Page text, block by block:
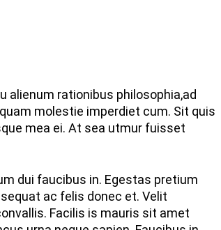
alienum rationibus philosophia,ad
molestie imperdiet cum. Sit quis
mea ei. At sea utmur fuisset
dui faucibus in. Egestas pretium
ac felis donec et. Velit
Facilis is mauris sit amet